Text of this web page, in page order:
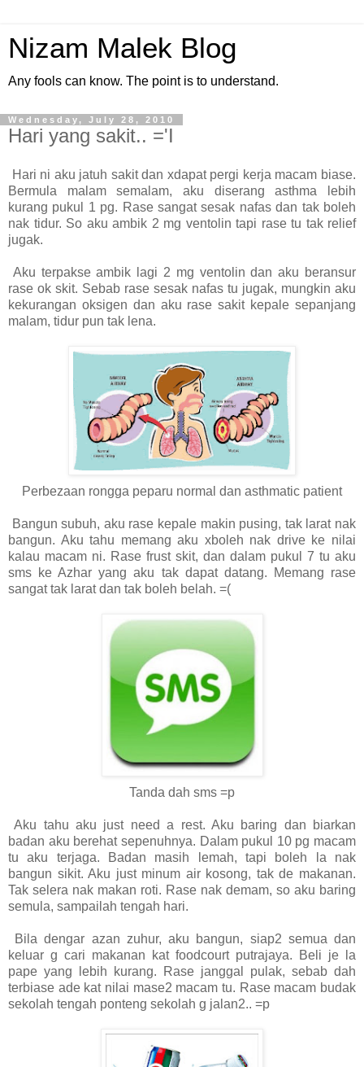
Nizam Malek Blog
Any fools can know. The point is to understand.
Wednesday, July 28, 2010
Hari yang sakit.. ='I
Hari ni aku jatuh sakit dan xdapat pergi kerja macam biase.
Bermula malam semalam, aku diserang asthma lebih
kurang pukul 1 pg. Rase sangat sesak nafas dan tak boleh
nak tidur. So aku ambik 2 mg ventolin tapi rase tu tak relief
jugak.
Aku terpakse ambik lagi 2 mg ventolin dan aku beransur
rase ok skit. Sebab rase sesak nafas tu jugak, mungkin aku
kekurangan oksigen dan aku rase sakit kepale sepanjang
malam, tidur pun tak lena.
Perbezaan rongga peparu normal dan asthmatic patient
Bangun subuh, aku rase kepale makin pusing, tak larat nak
bangun. Aku tahu memang aku xboleh nak drive ke nilai
kalau macam ni. Rase frust skit, dan dalam pukul 7 tu aku
sms ke Azhar yang aku tak dapat datang. Memang rase
sangat tak larat dan tak boleh belah. =(
Tanda dah sms =p
Aku tahu aku just need a rest. Aku baring dan biarkan
badan aku berehat sepenuhnya. Dalam pukul 10 pg macam
tu aku terjaga. Badan masih lemah, tapi boleh la nak
bangun sikit. Aku just minum air kosong, tak de makanan.
Tak selera nak makan roti. Rase nak demam, so aku baring
semula, sampailah tengah hari.
Bila dengar azan zuhur, aku bangun, siap2 semua dan
keluar g cari makanan kat foodcourt putrajaya. Beli je la
pape yang lebih kurang. Rase janggal pulak, sebab dah
terbiase ade kat nilai mase2 macam tu. Rase macam budak
sekolah tengah ponteng sekolah g jalan2.. =p